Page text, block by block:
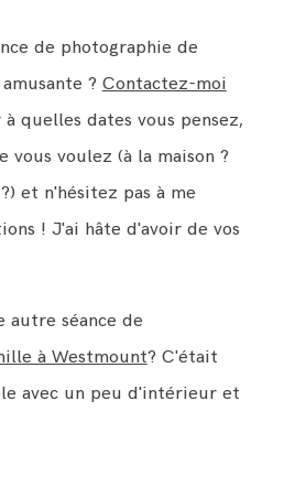
de photographie de
? Contactez-moi
quelles dates vous pensez,
vous voulez (à la maison ?
et n'hésitez pas à me
! J'ai hâte d'avoir de vos
autre séance de
à Westmount? C'était
avec un peu d'intérieur et